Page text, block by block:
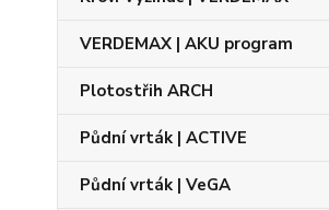
VERDEMAX | AKU program
Plotostřih ARCH
Půdní vrták | ACTIVE
Půdní vrták | VeGA